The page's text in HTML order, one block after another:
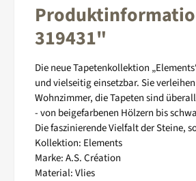
319431"
Die neue Tapetenkollektion
und vielseitig einsetzbar. Sie
Wohnzimmer, die Tapeten sind
- von beigefarbenen Hölzern bis
Die faszinierende Vielfalt der Steine,
Kollektion: Elements
Marke: A.S. Création
Material: Vlies